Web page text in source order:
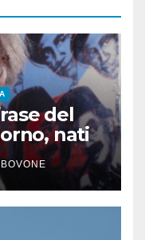
del
nati